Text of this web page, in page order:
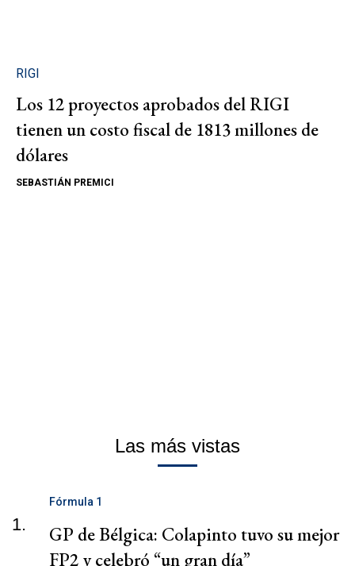
RIGI
Los 12 proyectos aprobados del RIGI
tienen un costo fiscal de 1813 millones de
dólares
SEBASTIÁN PREMICI
Las más vistas
1.
Fórmula 1
GP de Bélgica: Colapinto tuvo su mejor
FP2 y celebró “un gran día”